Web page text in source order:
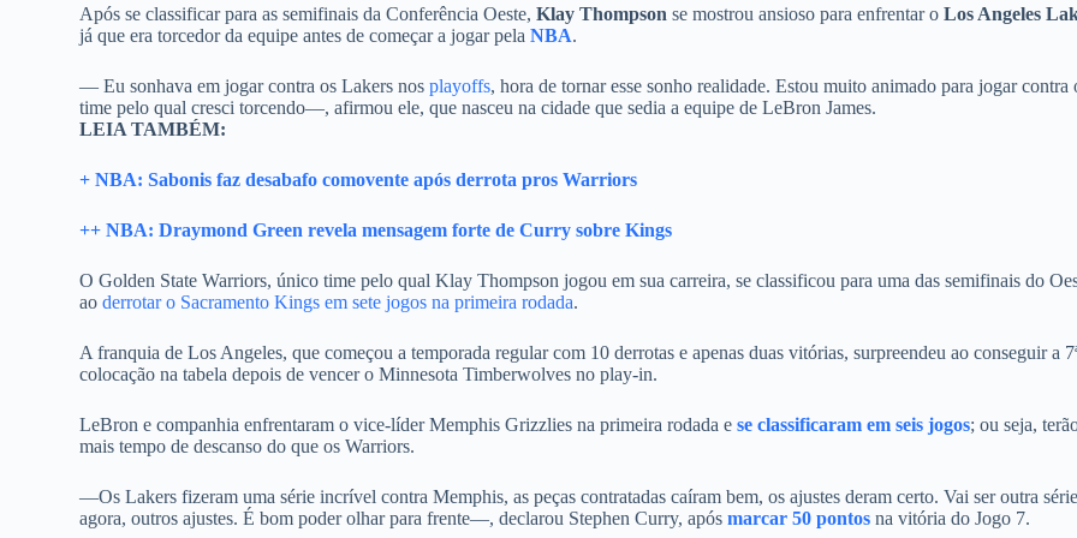
Após se classificar para as semifinais da Conferência Oeste,Klay Thompson se mostrou ansioso para enfrentar oLos Angeles
já que era torcedor da equipe antes de começar a jogar pelaNBA.
— Eu sonhava em jogar contra os Lakers nosplayoffs, hora de tornar esse sonho realidade. Estou muito animado para jogar contra
time pelo qual cresci torcendo—, afirmou ele, que nasceu na cidade que sedia a equipe de LeBron James.
LEIA TAMBÉM:
+ NBA: Sabonis faz desabafo comovente após derrota pros Warriors
++ NBA: Draymond Green revela mensagem forte de Curry sobre Kings
O Golden State Warriors, único time pelo qual Klay Thompson jogou em sua carreira, se classificou para uma das semifinais do
aoderrotar o Sacramento Kings em sete jogos na primeira rodada.
A franquia de Los Angeles, que começou a temporada regular com 10 derrotas e apenas duas vitórias, surpreendeu ao conseguir a
colocação na tabela depois de vencer o Minnesota Timberwolves no play-in.
LeBron e companhia enfrentaram o vice-líder Memphis Grizzlies na primeira rodada ese classificaram em seis jogos; ou seja,
mais tempo de descanso do que os Warriors.
—Os Lakers fizeram uma série incrível contra Memphis, as peças contratadas caíram bem, os ajustes deram certo. Vai ser outra série
agora, outros ajustes. É bom poder olhar para frente—, declarou Stephen Curry, apósmarcar 50 pontos na vitória do Jogo 7.